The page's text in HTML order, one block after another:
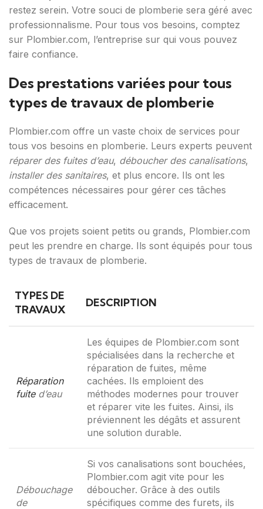
restez serein. Votre souci de plomberie sera géré avec
professionnalisme. Pour tous vos besoins, comptez
sur Plombier.com, l’entreprise sur qui vous pouvez
faire confiance.
Des prestations variées pour tous
types de travaux de plomberie
Plombier.com offre un vaste choix de services pour
tous vos besoins en plomberie. Leurs experts peuvent
réparer des fuites d’eau, déboucher des canalisations,
installer des sanitaires, et plus encore. Ils ont les
compétences nécessaires pour gérer ces tâches
efficacement.
Que vos projets soient petits ou grands, Plombier.com
peut les prendre en charge. Ils sont équipés pour tous
types de travaux de plomberie.
TYPES DE
TRAVAUX
DESCRIPTION
Réparation
fuited’eau
Les équipes de Plombier.com sont
spécialisées dans la recherche et
réparation de fuites, même
cachées. Ils emploient des
méthodes modernes pour trouver
et réparer vite les fuites. Ainsi, ils
préviennent les dégâts et assurent
une solution durable.
Débouchage
de
Si vos canalisations sont bouchées,
Plombier.com agit vite pour les
déboucher. Grâce à des outils
spécifiques comme des furets, ils